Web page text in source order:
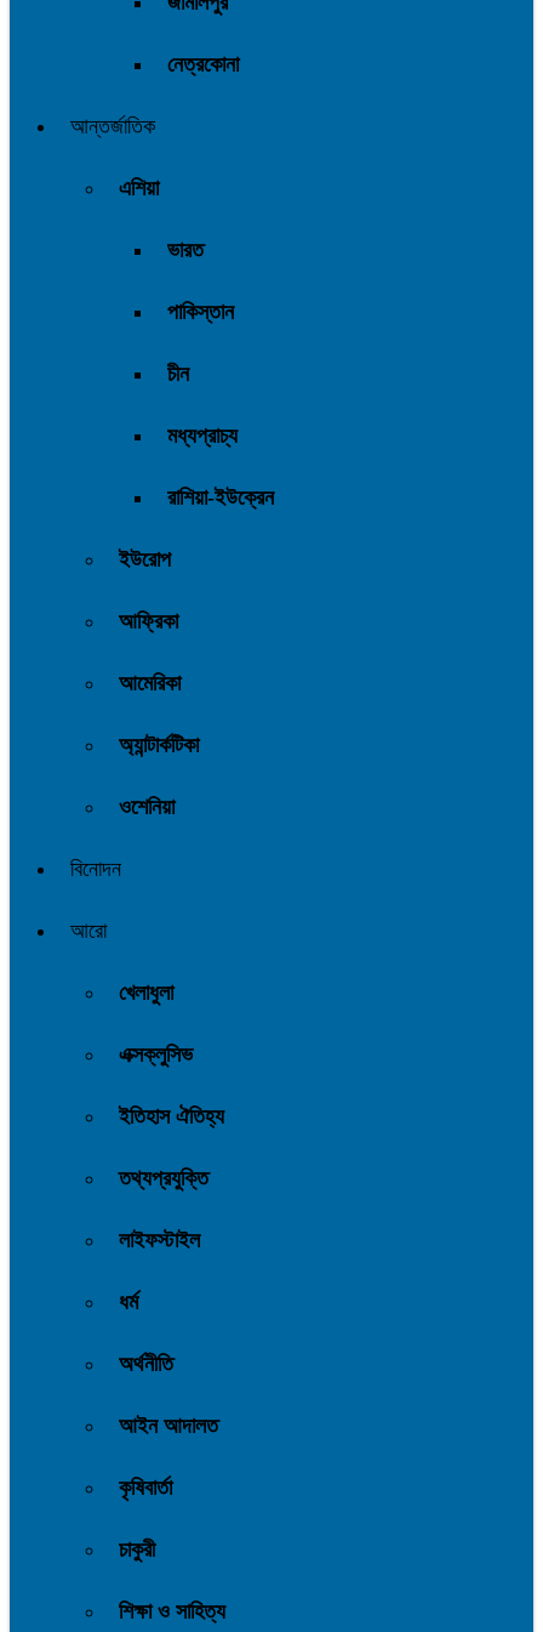
নেত্রকোনা
আন্তর্জাতিক
এশিয়া
ভারত
পাকিস্তান
চীন
মধ্যপ্রাচ্য
রাশিয়া-ইউক্রেন
ইউরোপ
আফ্রিকা
আমেরিকা
অ্যান্টার্কটিকা
ওশেনিয়া
বিনোদন
আরো
খেলাধুলা
এক্সক্লুসিভ
ইতিহাস ঐতিহ্য
তথ্যপ্রযুক্তি
লাইফস্টাইল
ধর্ম
অর্থনীতি
আইন আদালত
কৃষিবার্তা
চাকুরী
শিক্ষা ও সাহিত্য